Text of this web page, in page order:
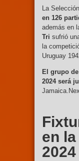
La
en 126
además en
Tri sufrió
la
Uruguay
El grupo
2024 será
en
2024